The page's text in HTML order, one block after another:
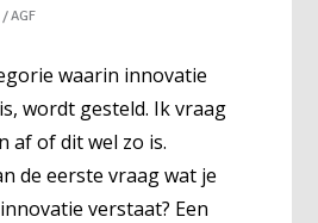
AGF
waarin innovatie
wordt gesteld. Ik vraag
af of dit wel zo is.
de eerste vraag wat je
verstaat? Een